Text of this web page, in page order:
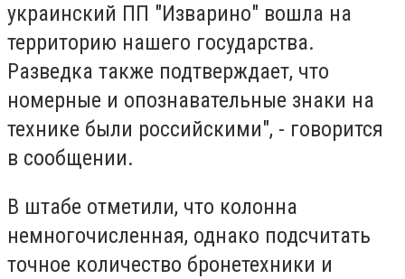
украинский ПП "Изварино" вошла на
территорию нашего государства.
Разведка также подтверждает, что
номерные и опознавательные знаки на
технике были российскими", - говорится
в сообщении.
В штабе отметили, что колонна
немногочисленная, однако подсчитать
точное количество бронетехники и